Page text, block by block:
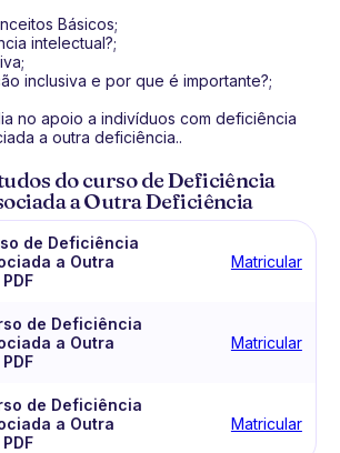
Básicos;
intelectual?;
inclusiva e por que é importante?;
no apoio a indivíduos com deficiência
a outra deficiência..
do curso de Deficiência
a Outra Deficiência
de Deficiência
a Outra
Matricular
de Deficiência
a Outra
Matricular
de Deficiência
a Outra
Matricular